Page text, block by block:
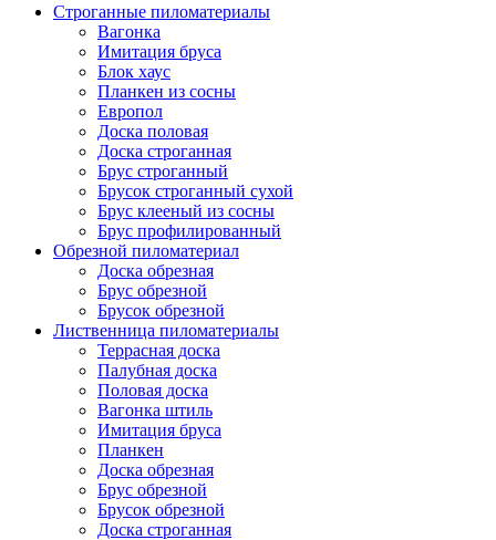
Строганные пиломатериалы
Вагонка
Имитация бруса
Блок хаус
Планкен из сосны
Европол
Доска половая
Доска строганная
Брус строганный
Брусок строганный сухой
Брус клееный из сосны
Брус профилированный
Обрезной пиломатериал
Доска обрезная
Брус обрезной
Брусок обрезной
Лиственница пиломатериалы
Террасная доска
Палубная доска
Половая доска
Вагонка штиль
Имитация бруса
Планкен
Доска обрезная
Брус обрезной
Брусок обрезной
Доска строганная